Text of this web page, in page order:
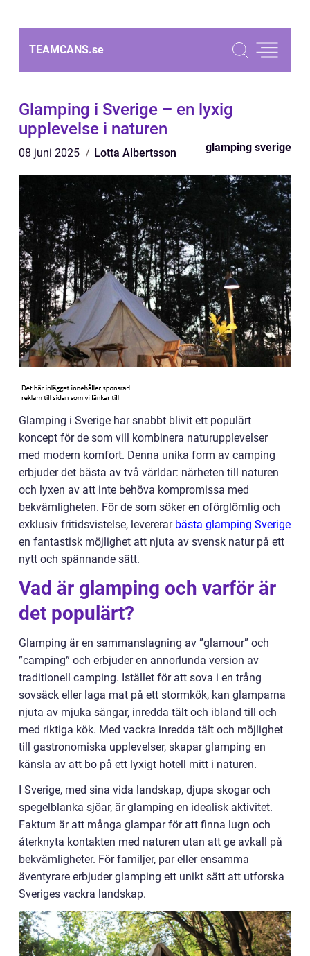
TEAMCANS.se
Glamping i Sverige – en lyxig
upplevelse i naturen
08 juni 2025 Lotta Albertsson glamping sverige
Glamping i Sverige har snabbt blivit ett populärt
koncept för de som vill kombinera naturupplevelser
med modern komfort. Denna unika form av camping
erbjuder det bästa av två världar: närheten till naturen
och lyxen av att inte behöva kompromissa med
bekvämligheten. För de som söker en oförglömlig och
exklusiv fritidsvistelse, levererar bästa glamping Sverige
en fantastisk möjlighet att njuta av svensk natur på ett
nytt och spännande sätt.
Vad är glamping och varför är
det populärt?
Glamping är en sammanslagning av ”glamour” och
”camping” och erbjuder en annorlunda version av
traditionell camping. Istället för att sova i en trång
sovsäck eller laga mat på ett stormkök, kan glamparna
njuta av mjuka sängar, inredda tält och ibland till och
med riktiga kök. Med vackra inredda tält och möjlighet
till gastronomiska upplevelser, skapar glamping en
känsla av att bo på ett lyxigt hotell mitt i naturen.
I Sverige, med sina vida landskap, djupa skogar och
spegelblanka sjöar, är glamping en idealisk aktivitet.
Faktum är att många glampar för att finna lugn och
återknyta kontakten med naturen utan att ge avkall på
bekvämligheter. För familjer, par eller ensamma
äventyrare erbjuder glamping ett unikt sätt att utforska
Sveriges vackra landskap.